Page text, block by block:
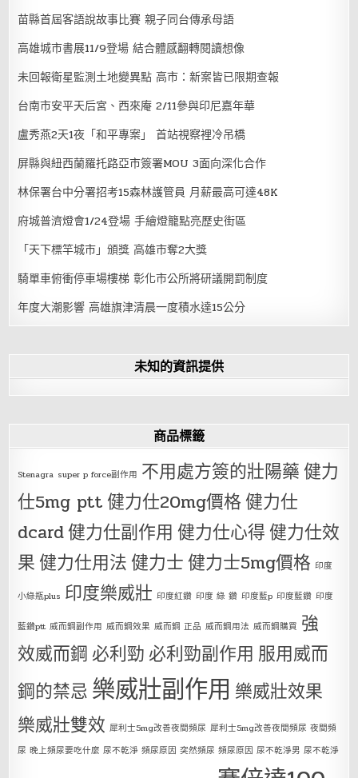
苗縣首屆客語說故事比賽 親子同台傳承母語
高雄城市書展11/9登場 結合體感翻轉閱讀想像
未回報衛星監測土地變異點 高市：新案皆已限期查報
台南市安平天后宮、西來庵 2/11參與印尼嘉年華
盧秀燕2天1夜「和平專案」 首站視察裡冷吊橋
屏縣與紐西蘭羅托路亞市簽署MOU 3面向深化合作
林保署台中分署招考15森林護管員 月薪最高可達48K
府城普濟燈會1/24登場 手繪燈籠點亮歷史街區
「天下標竿城市」頒獎 高雄市奪2大獎
騎單車俯衝停車場樓梯 彰化市公所將研議開罰制度
年度大潮影響 高雄旗津清晨一度積水達15公分
未知的資訊提供
商品標籤
Stenagra super p force副作用 不用處方簽的壯陽藥健力
仕5mg ptt健力仕20mg價格健力仕
dcard健力仕副作用 健力仕心得健力仕效
果健力仕用法健力士健力士5mg價格 印度
小綠瓶plus 印度樂威壯 印度紅鑽 印度 綠 鑽 印度藍p 印度藍鑽 印度
藍鑽ptt 威而鋼副作用 威而鋼效果 威而鋼 正品 威而鋼用法 威而鋼購買 強
效威而鋼 必利勁 必利勁副作用 服用威而
鋼的禁忌 樂威壯副作用 樂威壯效果
樂威壯雙效 犀利士5mg改善夜間頻尿 犀利士5mg改善夜間頻尿 夜間頻
尿 晚上頻尿要吃什麼 尿不乾淨 頻尿原因 突然頻尿 頻尿原因 尿不乾淨男 尿不乾淨